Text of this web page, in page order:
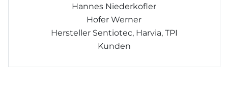
Hannes Niederkofler
Hofer Werner
Hersteller Sentiotec, Harvia, TPI
Kunden